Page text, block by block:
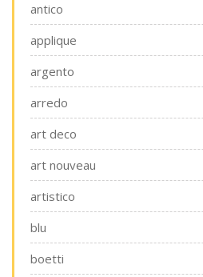
antico
applique
argento
arredo
art deco
art nouveau
artistico
blu
boetti